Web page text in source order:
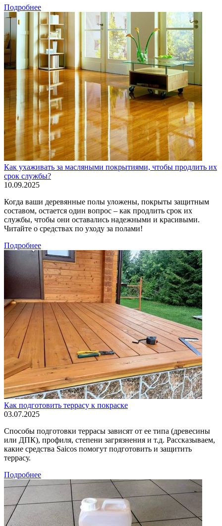
Подробнее
Как ухаживать за масляными покрытиями, чтобы продлить их
срок службы?
10.09.2025
Когда ваши деревянные полы уложены, покрыты защитным
составом, остается один вопрос – как продлить срок их
службы, чтобы они оставались надежными и красивыми.
Читайте о средствах по уходу за полами!
Подробнее
Как подготовить террасу к покраске
03.07.2025
Способы подготовки террасы зависят от ее типа (древесины
или ДПК), профиля, степени загрязнения и т.д. Рассказываем,
какие средства Saicos помогут подготовить и защитить
террасу.
Подробнее